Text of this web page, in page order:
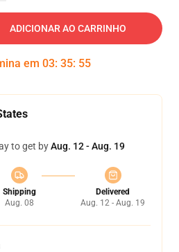
ADICIONAR AO CARRINHO
em 03: 35: 54
to get byAug. 12 - Aug. 19
Shipping
Aug. 08
Delivered
Aug. 12 - Aug. 19